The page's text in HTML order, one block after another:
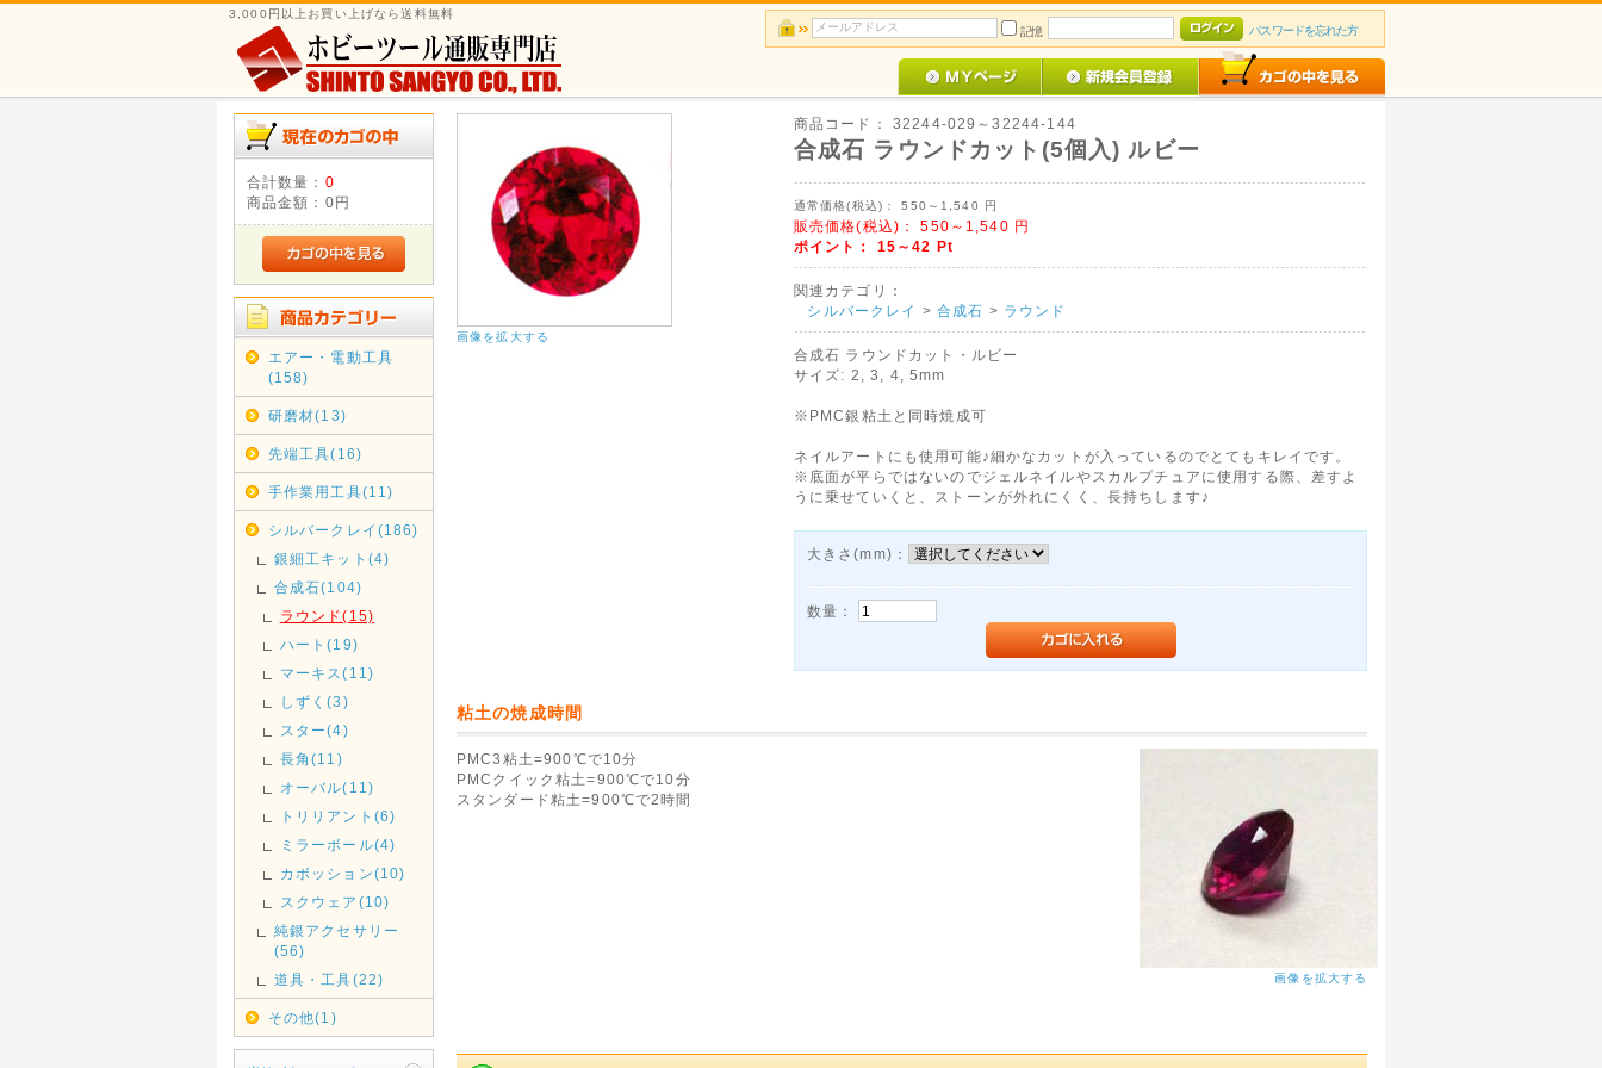
3,000円以上お買い上げなら送料無料
記憶
パスワードを忘れた方
合計数量： 0
商品金額： 0円
エアー・電動工具
(158)
研磨材(13)
先端工具(16)
手作業用工具(11)
シルバークレイ(186)
銀細工キット(4)
合成石(104)
ラウンド(15)
ハート(19)
マーキス(11)
しずく(3)
スター(4)
長角(11)
オーバル(11)
トリリアント(6)
ミラーボール(4)
カボッション(10)
スクウェア(10)
純銀アクセサリー
(56)
道具・工具(22)
その他(1)
画像を拡大する
商品コード： 32244-029～32244-144
合成石 ラウンドカット(5個入) ルビー
通常価格(税込)： 550～1,540 円
販売価格(税込)： 550～1,540 円
ポイント： 15～42 Pt
関連カテゴリ：
シルバークレイ
> 合成石 > ラウンド
合成石 ラウンドカット・ルビー
サイズ: 2, 3, 4, 5mm
※PMC銀粘土と同時焼成可
ネイルアートにも使用可能♪細かなカットが入っているのでとてもキレイです。
※底面が平らではないのでジェルネイルやスカルプチュアに使用する際、差すよ
うに乗せていくと、ストーンが外れにくく、長持ちします♪
大きさ(mm)：
数量：
粘土の焼成時間
PMC3粘土=900℃で10分
PMCクイック粘土=900℃で10分
スタンダード粘土=900℃で2時間
画像を拡大する